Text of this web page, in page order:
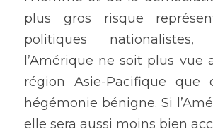
plus gros risque
politiques
l’Amérique ne soit plus vue
région Asie-Pacifique que
hégémonie bénigne. Si
elle sera aussi moins bien